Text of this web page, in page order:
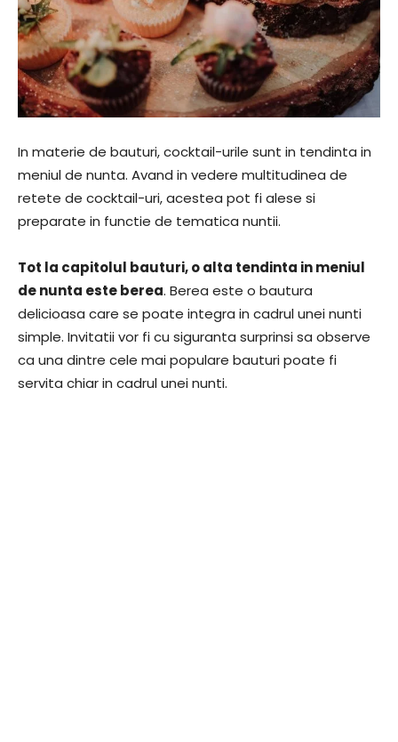
In materie de bauturi, cocktail-urile sunt in tendinta in
meniul de nunta. Avand in vedere multitudinea de
retete de cocktail-uri, acestea pot fi alese si
preparate in functie de tematica nuntii.
Tot la capitolul bauturi, o alta tendinta in meniul
de nunta este berea. Berea este o bautura
delicioasa care se poate integra in cadrul unei nunti
simple. Invitatii vor fi cu siguranta surprinsi sa observe
ca una dintre cele mai populare bauturi poate fi
servita chiar in cadrul unei nunti.